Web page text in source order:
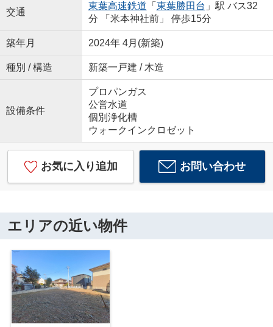
交通
東葉高速鉄道 「 東葉勝田台 」駅 バス32
分 「米本神社前」 停歩15分
築年月 2024年 4月(新築)
種別 / 構造 新築一戸建 / 木造
設備条件
プロパンガス
公営水道
個別浄化槽
ウォークインクロゼット
お気に入り追加 お問い合わせ
エリアの近い物件